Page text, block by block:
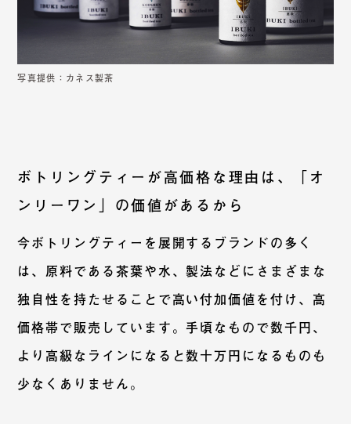
写真提供：カネス製茶
ボトリングティーが高価格な理由は、「オ
ンリーワン」の価値があるから
今ボトリングティーを展開するブランドの多く
は、原料である茶葉や水、製法などにさまざまな
独自性を持たせることで高い付加価値を付け、高
価格帯で販売しています。手頃なもので数千円、
より高級なラインになると数十万円になるものも
少なくありません。